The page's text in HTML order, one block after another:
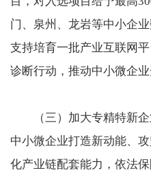
门、泉州、龙岩等中小企
支持培育一批产业互联网
诊断行动，推动中小微企业
（三）加大专精特新企
中小微企业打造新动能、
化产业链配套能力，依法